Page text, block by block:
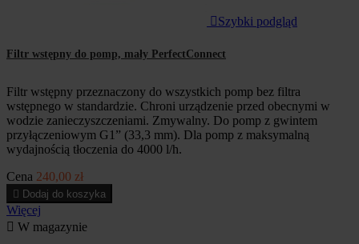
 Szybki podgląd
Filtr wstępny do pomp, mały PerfectConnect
Filtr wstępny przeznaczony do wszystkich pomp bez filtra
wstępnego w standardzie. Chroni urządzenie przed obecnymi w
wodzie zanieczyszczeniami. Zmywalny. Do pomp z gwintem
przyłączeniowym G1” (33,3 mm). Dla pomp z maksymalną
wydajnością tłoczenia do 4000 l/h.
Cena 240,00 zł
 Dodaj do koszyka
Więcej
 W magazynie